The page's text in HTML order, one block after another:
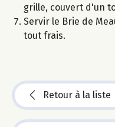
grille, couvert d'un
Servir le Brie de
tout frais.
Retour à la liste